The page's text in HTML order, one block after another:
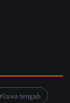
Jawa tengah